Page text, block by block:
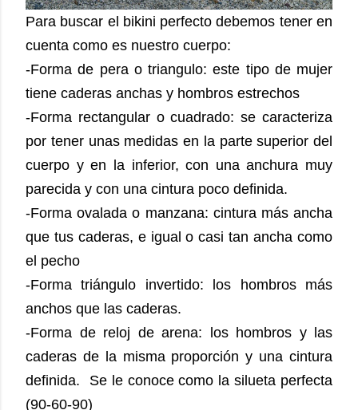
Para buscar el bikini perfecto debemos tener en
cuenta como es nuestro cuerpo:
-Forma de pera o triangulo: este tipo de mujer
tiene caderas anchas y hombros estrechos
-Forma rectangular o cuadrado: se caracteriza
por tener unas medidas en la parte superior del
cuerpo y en la inferior, con una anchura muy
parecida y con una cintura poco definida.
-Forma ovalada o manzana: cintura más ancha
que tus caderas, e igual o casi tan ancha como
el pecho
-Forma triángulo invertido: los hombros más
anchos que las caderas.
-Forma de reloj de arena: los hombros y las
caderas de la misma proporción y una cintura
definida. Se le conoce como la silueta perfecta
(90-60-90)